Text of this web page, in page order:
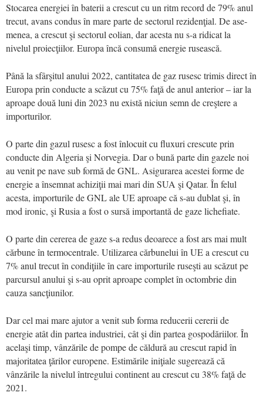
Stocarea energiei în baterii a crescut cu un ritm record de 79% anul
trecut, avans condus în mare parte de sectorul rezidenţial. De ase­
menea, a crescut şi sectorul eolian, dar acesta nu s-a ridicat la
nivelul proiecţiilor. Europa încă consumă energie rusească.
Până la sfârşitul anului 2022, cantitatea de gaz rusesc trimis direct în
Europa prin conducte a scăzut cu 75% faţă de anul anterior – iar la
aproape două luni din 2023 nu există niciun semn de creştere a
importurilor.
O parte din gazul rusesc a fost înlocuit cu fluxuri crescute prin
conducte din Algeria şi Norvegia. Dar o bună parte din gazele noi
au venit pe nave sub formă de GNL. Asigurarea acestei forme de
energie a însemnat achiziţii mai mari din SUA şi Qatar. În felul
acesta, importurile de GNL ale UE aproape că s-au dublat şi, în
mod ironic, şi Rusia a fost o sursă importantă de gaze lichefiate.
O parte din cererea de gaze s-a redus deoarece a fost ars mai mult
cărbune în termocentrale. Utilizarea cărbunelui în UE a crescut cu
7% anul trecut în condiţiile în care importurile ruseşti au scăzut pe
parcursul anului şi s-au oprit aproape complet în octombrie din
cauza sancţiunilor.
Dar cel mai mare ajutor a venit sub forma reducerii cererii de
energie atât din partea industriei, cât şi din partea gospodăriilor. În
acelaşi timp, vânzările de pompe de căldură au crescut rapid în
majoritatea ţărilor europene. Estimările iniţiale sugerează că
vânzările la nivelul întregului continent au crescut cu 38% faţă de
2021.